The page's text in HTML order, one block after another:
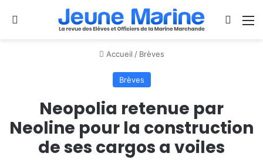
Se connecter
Accueil / Brèves
Brèves
Neopolia retenue par
Neoline pour la construction
de ses cargos a voiles